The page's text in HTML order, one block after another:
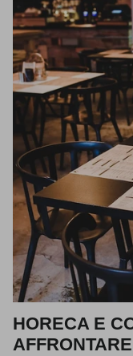
HORECA E